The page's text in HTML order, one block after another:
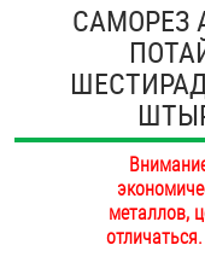
ПОКУПАТЕЛЯМ
ОПЛАТА И
НАШИ МАГАЗИНЫ
Болты и винты
Втулки
Гайки
Дюбели
Дюймовый
САМОРЕЗ
металлов,